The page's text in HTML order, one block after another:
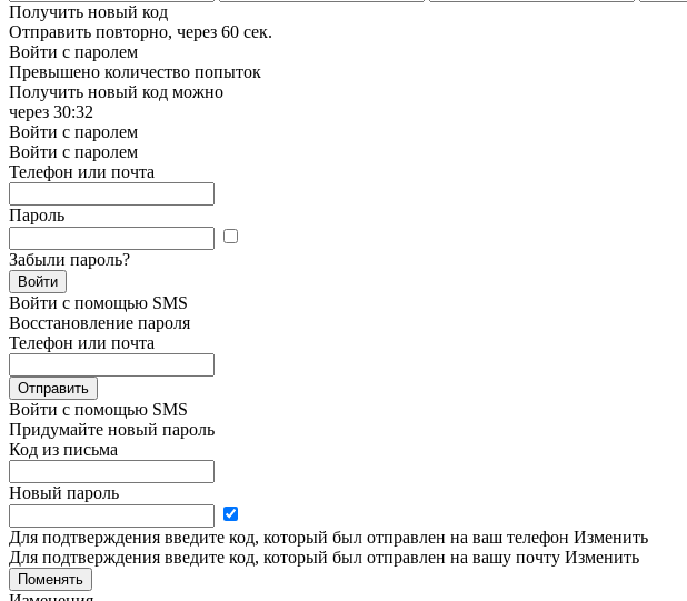
Получить новый код
Отправить повторно, через 60 сек.
Войти с паролем
Превышено количество попыток
Получить новый код можно
через 30:32
Войти с паролем
Войти с паролем
Телефон или почта
Пароль
Забыли пароль?
Войти
Войти с помощью SMS
Восстановление пароля
Телефон или почта
Отправить
Войти с помощью SMS
Придумайте новый пароль
Код из письма
Новый пароль
Для подтверждения введите код, который был отправлен на ваш телефон Изменить
Для подтверждения введите код, который был отправлен на вашу почту Изменить
Поменять